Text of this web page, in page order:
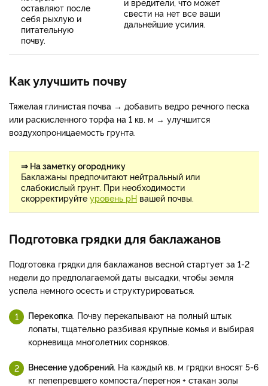
оставляют после
себя рыхлую и
питательную
почву.
свести на нет все ваши
дальнейшие усилия.
Как улучшить почву
Тяжелая глинистая почва → добавить ведро речного песка
или раскисленного торфа на 1 кв. м → улучшится
воздухопроницаемость грунта.
⇒ На заметку огороднику
Баклажаны предпочитают нейтральный или
слабокислый грунт. При необходимости
скорректируйте уровень рН вашей почвы.
Подготовка грядки для баклажанов
Подготовка грядки для баклажанов весной стартует за 1-2
недели до предполагаемой даты высадки, чтобы земля
успела немного осесть и структурироваться.
Перекопка. Почву перекапывают на полный штык
лопаты, тщательно разбивая крупные комья и выбирая
корневища многолетних сорняков.
Внесение удобрений. На каждый кв. м грядки вносят 5-6
кг пепепревшего компоста/перегноя + стакан золы